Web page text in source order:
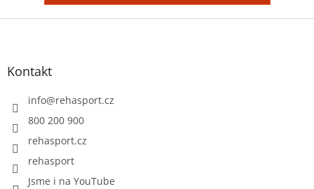
Z
Kontakt
info@rehasport.cz
800 200 900
rehasport.cz
rehasport
Jsme i na YouTube